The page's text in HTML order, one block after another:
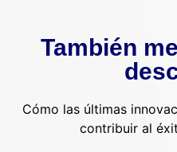
También
Cómo las últimas
contribuir al